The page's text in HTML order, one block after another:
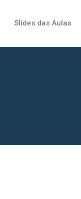
Slides das Aulas